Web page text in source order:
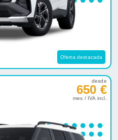
Oferta destacada
desde
650 €
mes / IVA incl.